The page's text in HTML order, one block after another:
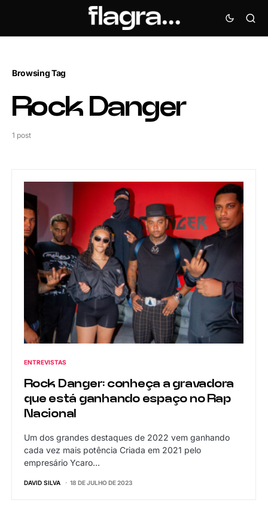
Browsing Tag
Rock Danger
1 post
ENTREVISTAS
Rock Danger: conheça a gravadora
que está ganhando espaço no Rap
Nacional
Um dos grandes destaques de 2022 vem ganhando
cada vez mais potência Criada em 2021 pelo
empresário Ycaro…
DAVID SILVA 18 DE JULHO DE 2023